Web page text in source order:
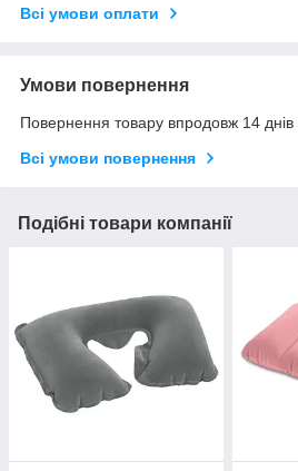
Всі умови оплати
Умови повернення
Повернення товару впродовж 14 днів
Всі умови повернення
Подібні товари компанії